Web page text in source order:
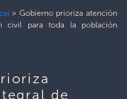
> Gobierno prioriza atención
civil para toda la población
de